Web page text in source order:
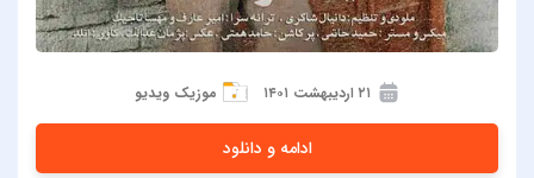
۲۱ اردیبهشت ۱۴۰۱ موزیک ویدیو
ادامه و دانلود